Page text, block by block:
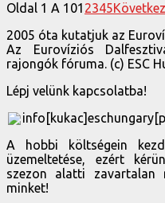
Oldal 1 A 101 2345
2005 óta kutatjuk az
Az Eurovíziós
rajongók fóruma. (c) ESC
Lépj velünk kapcsolatba!
A hobbi költségein
üzemeltetése, ezért
szezon alatti zavartalan
minket!